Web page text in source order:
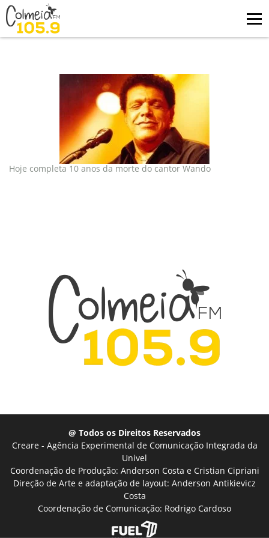
Blog
Hoje completa 10 anos da morte do cantor Wando
@ Todos os Direitos Reservados
Creare - Agência Experimental de Comunicação Integrada da
Univel
Coordenação de Produção: Anderson Costa e Cristian Cipriani
Direção de Arte e adaptação de layout: Anderson Antikievicz
Costa
Coordenação de Comunicação: Rodrigo Cardoso